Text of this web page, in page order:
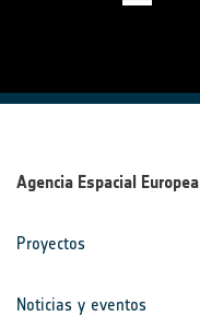
Agencia Espacial Europea
Proyectos
Noticias y eventos